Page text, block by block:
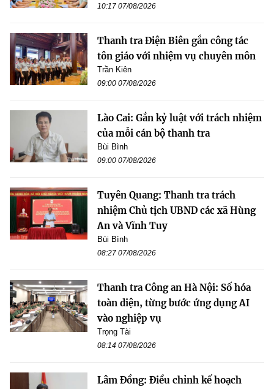
10:17 07/08/2026
Thanh tra Điện Biên gắn công tác
tôn giáo với nhiệm vụ chuyên môn
Trần Kiên
09:00 07/08/2026
Lào Cai: Gắn kỷ luật với trách nhiệm
của mỗi cán bộ thanh tra
Bùi Bình
09:00 07/08/2026
Tuyên Quang: Thanh tra trách
nhiệm Chủ tịch UBND các xã Hùng
An và Vĩnh Tuy
Bùi Bình
08:27 07/08/2026
Thanh tra Công an Hà Nội: Số hóa
toàn diện, từng bước ứng dụng AI
vào nghiệp vụ
Trọng Tài
08:14 07/08/2026
Lâm Đồng: Điều chỉnh kế hoạch